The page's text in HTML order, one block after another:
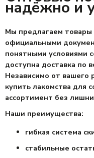
надёжно и
Мы предлагаем
официальными док
понятными условиями
доступна доставка по
Независимо от вашего
купить лакомства для
ассортимент без
Наши преимущества:
гибкая система
стабильные